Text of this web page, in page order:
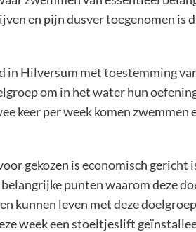
en pijn dusver toegenomen is
in Hilversum met toestemming
om in het water hun
keer per week komen
gekozen is economisch
punten waarom deze
kunnen leven met deze
week een stoeltjeslift